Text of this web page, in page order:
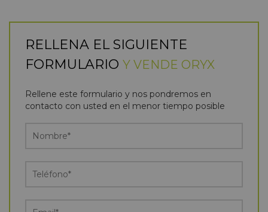
RELLENA EL SIGUIENTE
FORMULARIO Y VENDE ORYX
Rellene este formulario y nos pondremos en
contacto con usted en el menor tiempo posible